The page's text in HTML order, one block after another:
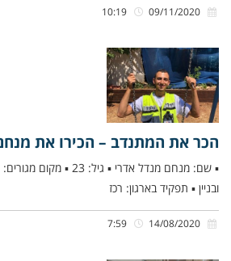
הכר את המתנדב – הכירו את
▪ שם: מנחם מנדל אדרי ▪
ובניין ▪ תפקיד בארגון: רכז